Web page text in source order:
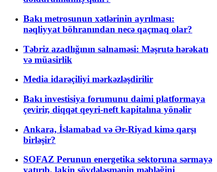
Bakı metrosunun xətlərinin ayrılması:
nəqliyyat böhranından necə qaçmaq olar?
Təbriz azadlığının salnaməsi: Məşrutə hərəkatı
və müasirlik
Media idarəçiliyi mərkəzləşdirilir
Bakı investisiya forumunu daimi platformaya
çevirir, diqqət qeyri-neft kapitalına yönəlir
Ankara, İslamabad və Ər-Riyad kimə qarşı
birləşir?
SOFAZ Perunun energetika sektoruna sərmayə